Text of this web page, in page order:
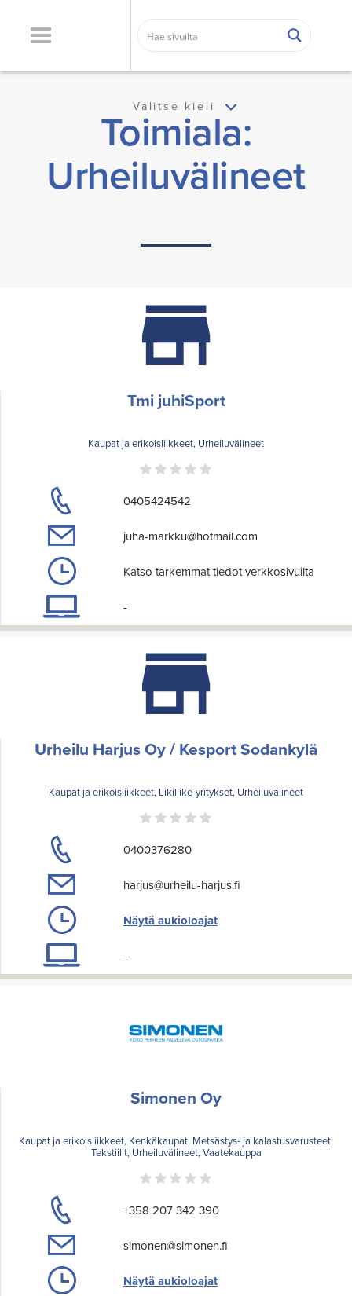
Valitse kieli
Toimiala:
Urheiluvälineet
Tmi juhiSport
Kaupat ja erikoisliikkeet, Urheiluvälineet
0405424542
juha-markku@hotmail.com
Katso tarkemmat tiedot verkkosivuilta
-
Urheilu Harjus Oy / Kesport Sodankylä
Kaupat ja erikoisliikkeet, Likiliike-yritykset, Urheiluvälineet
0400376280
harjus@urheilu-harjus.fi
Näytä aukioloajat
-
Simonen Oy
Kaupat ja erikoisliikkeet, Kenkäkaupat, Metsästys- ja kalastusvarusteet,
Tekstiilit, Urheiluvälineet, Vaatekauppa
+358 207 342 390
simonen@simonen.fi
Näytä aukioloajat